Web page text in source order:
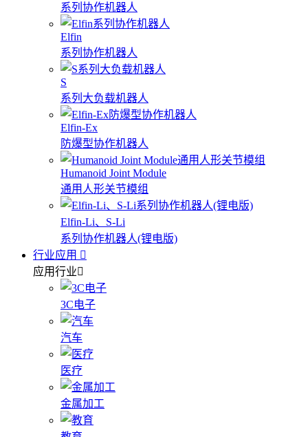
系列协作机器人
Elfin
系列协作机器人
S
系列大负载机器人
Elfin-Ex
防爆型协作机器人
Humanoid Joint Module
通用人形关节模组
Elfin-Li、S-Li
系列协作机器人(锂电版)
行业应用
应用行业
3C电子
汽车
医疗
金属加工